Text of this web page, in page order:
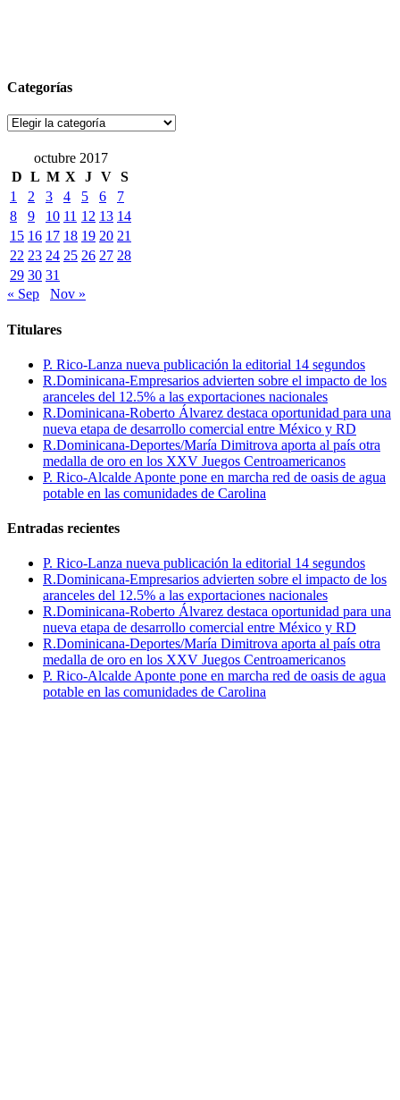
Categorías
Categorías
octubre 2017
D L M X J V S
1
2 3 4 5 6
7
8
9 10 11 12 13 14
15 16 17 18 19 20 21
22 23 24 25 26 27 28
29 30 31
« Sep
Nov »
Titulares
P. Rico-Lanza nueva publicación la editorial 14 segundos
R.Dominicana-Empresarios advierten sobre el impacto de los
aranceles del 12.5% a las exportaciones nacionales
R.Dominicana-Roberto Álvarez destaca oportunidad para una
nueva etapa de desarrollo comercial entre México y RD
R.Dominicana-Deportes/María Dimitrova aporta al país otra
medalla de oro en los XXV Juegos Centroamericanos
P. Rico-Alcalde Aponte pone en marcha red de oasis de agua
potable en las comunidades de Carolina
Entradas recientes
P. Rico-Lanza nueva publicación la editorial 14 segundos
R.Dominicana-Empresarios advierten sobre el impacto de los
aranceles del 12.5% a las exportaciones nacionales
R.Dominicana-Roberto Álvarez destaca oportunidad para una
nueva etapa de desarrollo comercial entre México y RD
R.Dominicana-Deportes/María Dimitrova aporta al país otra
medalla de oro en los XXV Juegos Centroamericanos
P. Rico-Alcalde Aponte pone en marcha red de oasis de agua
potable en las comunidades de Carolina